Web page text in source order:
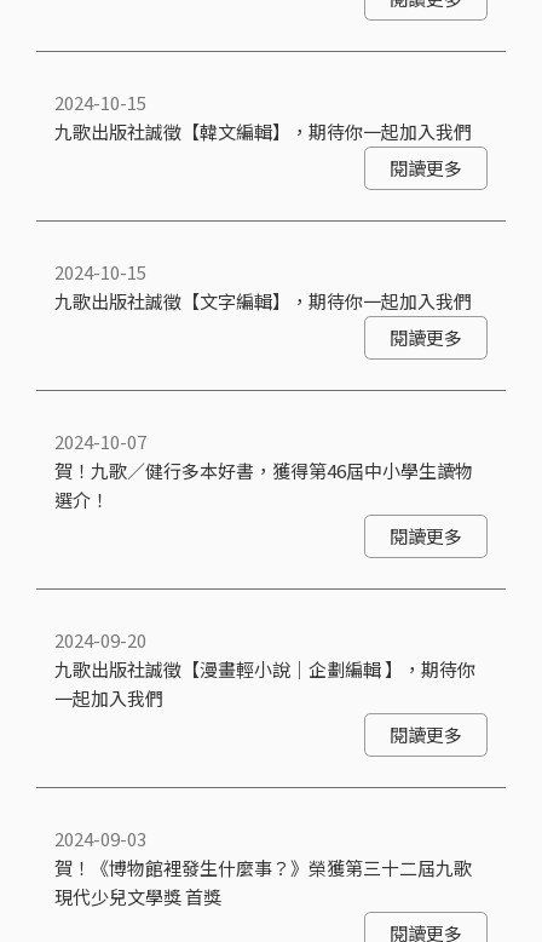
2024-10-15
九歌出版社誠徵【韓文編輯】，期待你一起加入我們
閱讀更多
2024-10-15
九歌出版社誠徵【文字編輯】，期待你一起加入我們
閱讀更多
2024-10-07
賀！九歌／健行多本好書，獲得第46屆中小學生讀物
選介！
閱讀更多
2024-09-20
九歌出版社誠徵【漫畫輕小說｜企劃編輯 】，期待你
一起加入我們
閱讀更多
2024-09-03
賀！《博物館裡發生什麼事？》榮獲第三十二屆九歌
現代少兒文學獎 首獎
閱讀更多